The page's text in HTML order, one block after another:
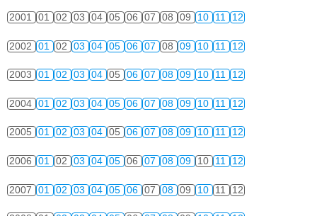
2001 01 02 03 04 05 06 07 08 09 10 11 12
2002 01 02 03 04 05 06 07 08 09 10 11 12
2003 01 02 03 04 05 06 07 08 09 10 11 12
2004 01 02 03 04 05 06 07 08 09 10 11 12
2005 01 02 03 04 05 06 07 08 09 10 11 12
2006 01 02 03 04 05 06 07 08 09 10 11 12
2007 01 02 03 04 05 06 07 08 09 10 11 12